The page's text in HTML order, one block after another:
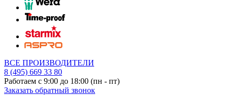
ВСЕ ПРОИЗВОДИТЕЛИ
8 (495) 669 33 80
Работаем с 9:00 до 18:00 (пн - пт)
Заказать обратный звонок